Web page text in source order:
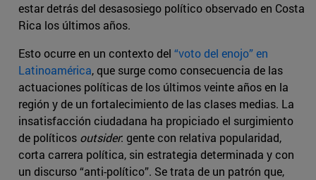
estar detrás del desasosiego político observado en Costa
Rica los últimos años.
Esto ocurre en un contexto del “voto del enojo” en
Latinoamérica, que surge como consecuencia de las
actuaciones políticas de los últimos veinte años en la
región y de un fortalecimiento de las clases medias. La
insatisfacción ciudadana ha propiciado el surgimiento
de políticos outsider: gente con relativa popularidad,
corta carrera política, sin estrategia determinada y con
un discurso “anti-político”. Se trata de un patrón que,